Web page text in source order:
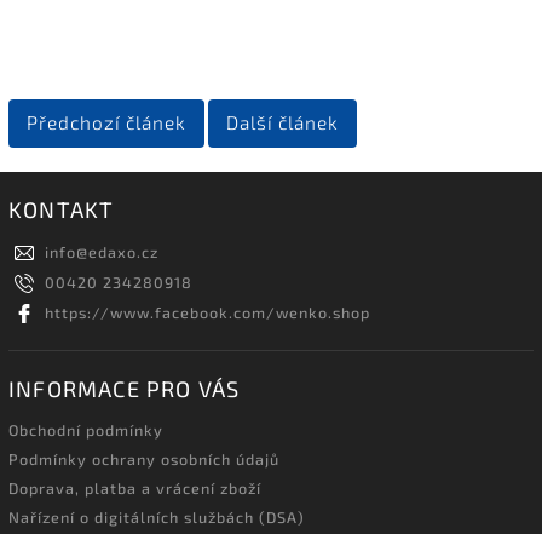
Předchozí článek Další článek
KONTAKT
info@edaxo.cz
00420 234280918
https://www.facebook.com/wenko.shop
INFORMACE PRO VÁS
Obchodní podmínky
Podmínky ochrany osobních údajů
Doprava, platba a vrácení zboží
Nařízení o digitálních službách (DSA)